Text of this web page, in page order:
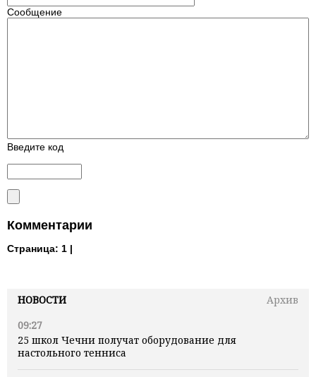
НОВОСТИ
Архив
09:27
25 школ Чечни получат оборудование для
настольного тенниса
Сообщение
Введите код
Комментарии
Страница: 1 |